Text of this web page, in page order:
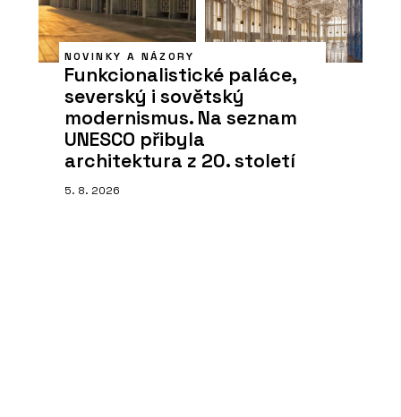
NOVINKY A NÁZORY
Funkcionalistické paláce,
severský i sovětský
modernismus. Na seznam
UNESCO přibyla
architektura z 20. století
5. 8. 2026